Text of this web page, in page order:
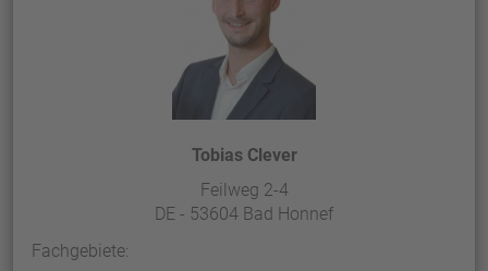
Tobias Clever
Feilweg 2-4
DE - 53604 Bad Honnef
Fachgebiete: